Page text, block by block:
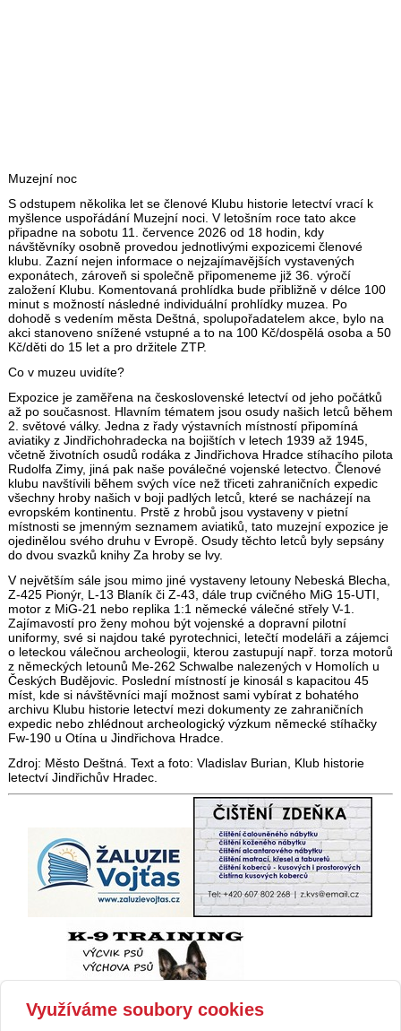
Muzejní noc
S odstupem několika let se členové Klubu historie letectví vrací k
myšlence uspořádání Muzejní noci. V letošním roce tato akce
připadne na sobotu 11. července 2026 od 18 hodin, kdy
návštěvníky osobně provedou jednotlivými expozicemi členové
klubu. Zazní nejen informace o nejzajímavějších vystavených
exponátech, zároveň si společně připomeneme již 36. výročí
založení Klubu. Komentovaná prohlídka bude přibližně v délce 100
minut s možností následné individuální prohlídky muzea. Po
dohodě s vedením města Deštná, spolupořadatelem akce, bylo na
akci stanoveno snížené vstupné a to na 100 Kč/dospělá osoba a 50
Kč/děti do 15 let a pro držitele ZTP.
Co v muzeu uvidíte?
Expozice je zaměřena na československé letectví od jeho počátků
až po současnost. Hlavním tématem jsou osudy našich letců během
2. světové války. Jedna z řady výstavních místností připomíná
aviatiky z Jindřichohradecka na bojištích v letech 1939 až 1945,
včetně životních osudů rodáka z Jindřichova Hradce stíhacího pilota
Rudolfa Zimy, jiná pak naše poválečné vojenské letectvo. Členové
klubu navštívili během svých více než třiceti zahraničních expedic
všechny hroby našich v boji padlých letců, které se nacházejí na
evropském kontinentu. Prstě z hrobů jsou vystaveny v pietní
místnosti se jmenným seznamem aviatiků, tato muzejní expozice je
ojedinělou svého druhu v Evropě. Osudy těchto letců byly sepsány
do dvou svazků knihy Za hroby se lvy.
V největším sále jsou mimo jiné vystaveny letouny Nebeská Blecha,
Z-425 Pionýr, L-13 Blaník či Z-43, dále trup cvičného MiG 15-UTI,
motor z MiG-21 nebo replika 1:1 německé válečné střely V-1.
Zajímavostí pro ženy mohou být vojenské a dopravní pilotní
uniformy, své si najdou také pyrotechnici, letečtí modeláři a zájemci
o leteckou válečnou archeologii, kterou zastupují např. torza motorů
z německých letounů Me-262 Schwalbe nalezených v Homolích u
Českých Budějovic. Poslední místností je kinosál s kapacitou 45
míst, kde si návštěvníci mají možnost sami vybírat z bohatého
archivu Klubu historie letectví mezi dokumenty ze zahraničních
expedic nebo zhlédnout archeologický výzkum německé stíhačky
Fw-190 u Otína u Jindřichova Hradce.
Zdroj: Město Deštná. Text a foto: Vladislav Burian, Klub historie
letectví Jindřichův Hradec.
Využíváme soubory cookies